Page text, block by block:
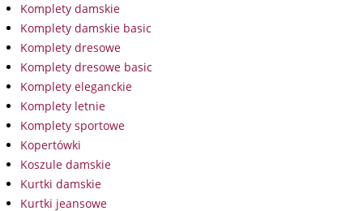
Komplety damskie
Komplety damskie basic
Komplety dresowe
Komplety dresowe basic
Komplety eleganckie
Komplety letnie
Komplety sportowe
Kopertówki
Koszule damskie
Kurtki damskie
Kurtki jeansowe